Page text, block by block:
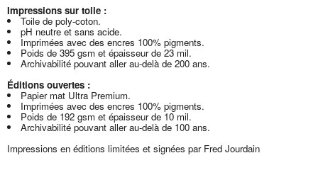
Impressions sur toile :
Toile de poly-coton.
pH neutre et sans acide.
Imprimées avec des encres 100% pigments.
Poids de 395 gsm et épaisseur de 23 mil.
Archivabilité pouvant aller au-delà de 200 ans.
Éditions ouvertes :
Papier mat Ultra Premium.
Imprimées avec des encres 100% pigments.
Poids de 192 gsm et épaisseur de 10 mil.
Archivabilité pouvant aller au-delà de 100 ans.
Impressions en éditions limitées et signées par Fred Jourdain